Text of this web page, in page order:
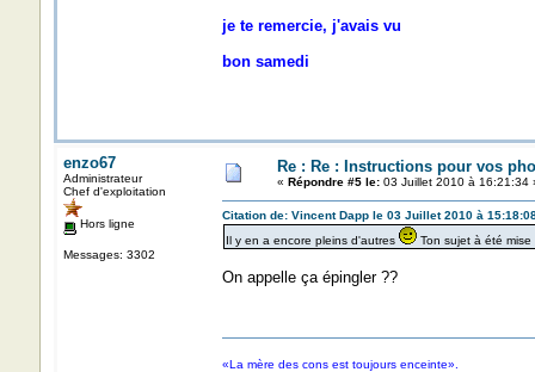
je te remercie, j'avais vu
bon samedi
enzo67
Administrateur
Chef d'exploitation
Hors ligne
Messages: 3302
Re : Re : Instructions pour vos
« Répondre #5 le:03 Juillet 2010 à 16:21:34
Citation de: Vincent Dapp le 03 Juillet 2010 à
Il y en a encore pleins d'autres
Ton sujet à été mise
On appelle ça épingler ??
«La mère des cons est toujours enceinte».